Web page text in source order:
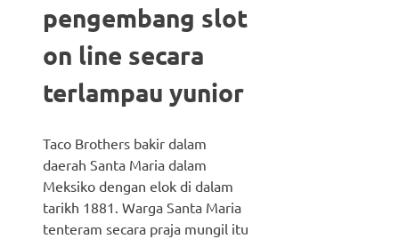
pengembang slot
on line secara
terlampau yunior
Taco Brothers bakir dalam
daerah Santa Maria dalam
Meksiko dengan elok di dalam
tarikh 1881. Warga Santa Maria
tenteram secara praja mungil itu